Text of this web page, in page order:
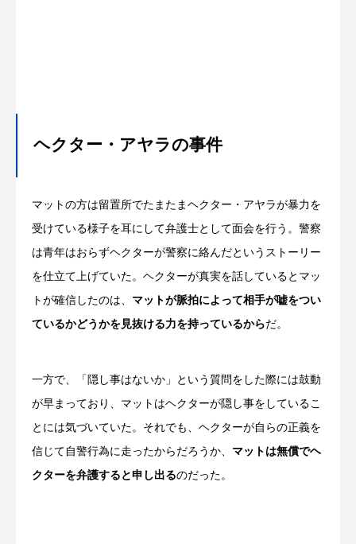
ヘクター・アヤラの事件
マットの方は留置所でたまたまヘクター・アヤラが暴力を
受けている様子を耳にして弁護士として面会を行う。警察
は青年はおらずヘクターが警察に絡んだというストーリー
を仕立て上げていた。ヘクターが真実を話しているとマッ
トが確信したのは、 マットが脈拍によって相手が嘘をつい
ているかどうかを見抜ける力を持っているからだ。
一方で、「隠し事はないか」という質問をした際には鼓動
が早まっており、マットはヘクターが隠し事をしているこ
とには気づいていた。それでも、ヘクターが自らの正義を
信じて自警行為に走ったからだろうか、 マットは無償でヘ
クターを弁護すると申し出るのだった。